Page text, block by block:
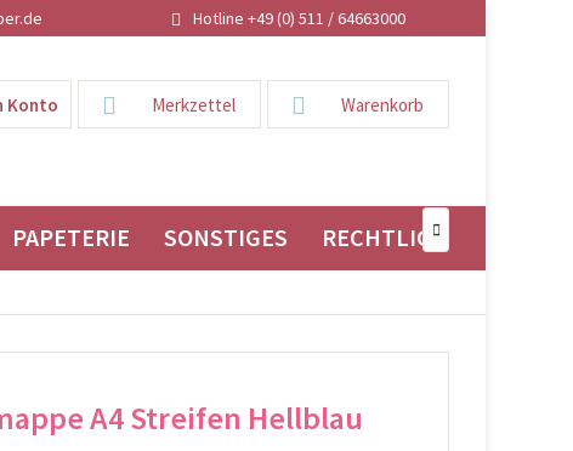
Hotline +49 (0) 511 / 64663000
Warenkorb
Merkzettel
Konto
PAPETERIE SONSTIGES RECHTLICHES

A4 Streifen Hellblau